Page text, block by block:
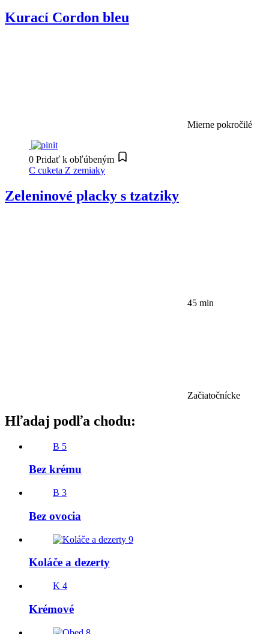
Kurací Cordon bleu
Mierne pokročilé
0 Pridať k obľúbeným
C cuketa Z zemiaky
Zeleninové placky s tzatziky
45 min
Začiatočnícke
Hľadaj podľa chodu:
B 5
Bez krému
B 3
Bez ovocia
9
Koláče a dezerty
K 4
Krémové